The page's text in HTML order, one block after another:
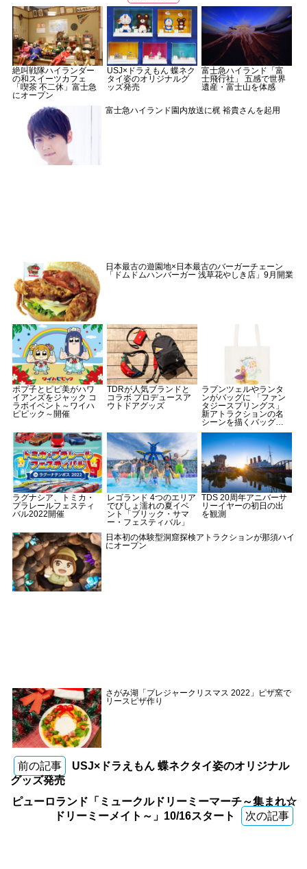
絶叫戦隊ハイランダー
の和スイーツカフェ
「喫茶 不二休」富士急
にオープン
USJ×ドラえもん 蝶ネク
タイ姿のオリジナルグ
ッズ発売
富士急ハイランド「富
士飛行社」 五感で世界
遺産・富士山を体感
富士急ハイランド園内放送に梶 裕貴さんを起用
日本最古の遊園地×日本最古のバーガーチェーン
「ドムドムハンバーガー 浅草花やしき店」9月開業
ポプ子とピピ美がハワ
イアンズをジャック コ
ラボイベント～ワイハ
ピピック～開催
TDRが人気ブランドと
コラボ プロデュースア
ウトドアグッズ
ラプンツェルやランタ
ンがバッグに 「ファン
タジースプリングス」
新アトラクションの名
シーンを描くバッグ＆
ラグナシア、トミカ・
プラレールフェスティ
バル2022開催
レゴランド 4つのエリア
でびしょ濡れの夏イベ
ント「ブリック・サマ
ー・フェスティバル」
TDS 20周年アニバーサ
リーイヤーの初日の出
を観測
日本初の体験型洞窟探検アトラクションが那須ハイ
にオープン
さがみ湖「プレジャークリスマス 2022」ピザ窯で
リースピザ作り
前の記事
USJ×ドラえもん 蝶ネクタイ姿のオリジナル
グッズ発売
ピューロランド「ミュークルドリーミーマーチ～集まれ☆
ドリーミーメイト～」10/16スタート
次の記事